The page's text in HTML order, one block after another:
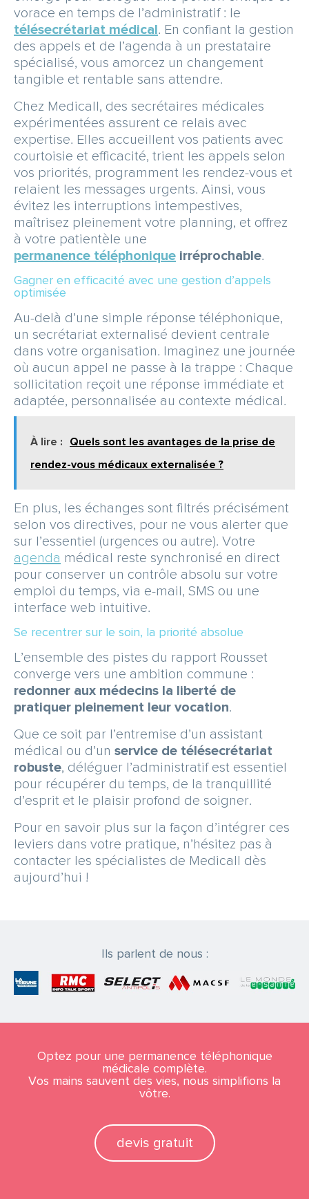
vorace en temps de l’administratif : le
télésecrétariat médical. En confiant la gestion
des appels et de l’agenda à un prestataire
spécialisé, vous amorcez un changement
tangible et rentable sans attendre.
Chez Medicall, des secrétaires médicales
expérimentées assurent ce relais avec
expertise. Elles accueillent vos patients avec
courtoisie et efficacité, trient les appels selon
vos priorités, programment les rendez-vous et
relaient les messages urgents. Ainsi, vous
évitez les interruptions intempestives,
maîtrisez pleinement votre planning, et offrez
à votre patientèle une
permanence téléphonique irréprochable.
Gagner en efficacité avec une gestion d’appels
optimisée
Au-delà d’une simple réponse téléphonique,
un secrétariat externalisé devient centrale
dans votre organisation. Imaginez une journée
où aucun appel ne passe à la trappe : Chaque
sollicitation reçoit une réponse immédiate et
adaptée, personnalisée au contexte médical.
À lire : Quels sont les avantages de la prise de
rendez-vous médicaux externalisée ?
En plus, les échanges sont filtrés précisément
selon vos directives, pour ne vous alerter que
sur l’essentiel (urgences ou autre). Votre
agenda médical reste synchronisé en direct
pour conserver un contrôle absolu sur votre
emploi du temps, via e-mail, SMS ou une
interface web intuitive.
Se recentrer sur le soin, la priorité absolue
L’ensemble des pistes du rapport Rousset
converge vers une ambition commune :
redonner aux médecins la liberté de
pratiquer pleinement leur vocation.
Que ce soit par l’entremise d’un assistant
médical ou d’un service de télésecrétariat
robuste, déléguer l’administratif est essentiel
pour récupérer du temps, de la tranquillité
d’esprit et le plaisir profond de soigner.
Pour en savoir plus sur la façon d’intégrer ces
leviers dans votre pratique, n’hésitez pas à
contacter les spécialistes de Medicall dès
aujourd’hui !
Ils parlent de nous :
Optez pour une permanence téléphonique
médicale complète.
Vos mains sauvent des vies, nous simplifions la
vôtre.
devis gratuit